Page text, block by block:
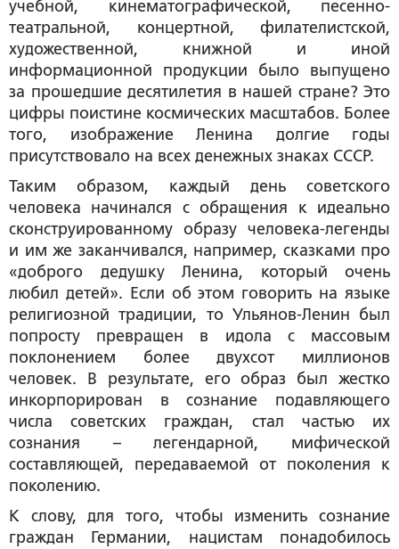
учебной, кинематографической, песенно-
театральной, концертной, филателистской,
художественной, книжной и иной
информационной продукции было выпущено
за прошедшие десятилетия в нашей стране? Это
цифры поистине космических масштабов. Более
того, изображение Ленина долгие годы
присутствовало на всех денежных знаках СССР.
Таким образом, каждый день советского
человека начинался с обращения к идеально
сконструированному образу человека-легенды
и им же заканчивался, например, сказками про
«доброго дедушку Ленина, который очень
любил детей». Если об этом говорить на языке
религиозной традиции, то Ульянов-Ленин был
попросту превращен в идола с массовым
поклонением более двухсот миллионов
человек. В результате, его образ был жестко
инкорпорирован в сознание подавляющего
числа советских граждан, стал частью их
сознания – легендарной, мифической
составляющей, передаваемой от поколения к
поколению.
К слову, для того, чтобы изменить сознание
граждан Германии, нацистам понадобилось